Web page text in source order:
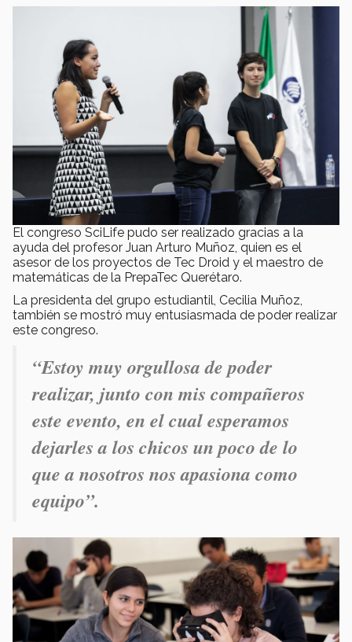
El congreso SciLife pudo ser realizado gracias a la
ayuda del profesor Juan Arturo Muñoz, quien es el
asesor de los proyectos de Tec Droid y el maestro de
matemáticas de la PrepaTec Querétaro.
La presidenta del grupo estudiantil, Cecilia Muñoz,
también se mostró muy entusiasmada de poder realizar
este congreso.
“Estoy muy orgullosa de poder
realizar, junto con mis compañeros
este evento, en el cual esperamos
dejarles a los chicos un poco de lo
que a nosotros nos apasiona como
equipo”.